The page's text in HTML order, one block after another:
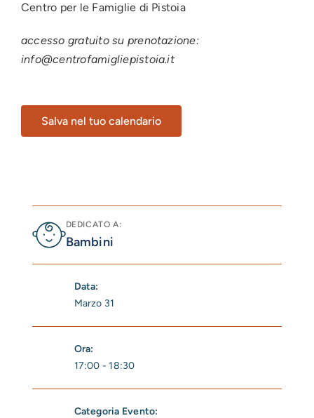
Centro per le Famiglie di Pistoia
accesso gratuito su prenotazione:
info@centrofamigliepistoia.it
Salva nel tuo calendario
DEDICATO A:
Bambini
Data:
Marzo 31
Ora:
17:00 - 18:30
Categoria Evento: